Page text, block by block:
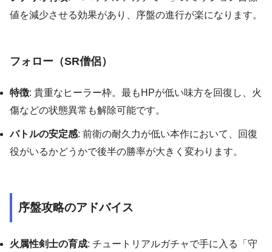
値を減少させる効果があり、序盤の進行が楽になります。
フォロー（SR僧侶）
特徴: 貴重なヒーラー枠。最もHPが低い味方を回復し、火
傷などの状態異常も解除可能です。
バトルの安定感: 前衛の耐久力が低い本作において、回復
役がいるかどうかで後半の勝率が大きく変わります。
序盤攻略のアドバイス
火属性剣士の育成: チュートリアルガチャで手に入る「守